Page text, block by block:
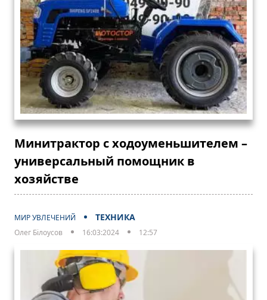
Минитрактор с ходоуменьшителем –
универсальный помощник в
хозяйстве
МИР УВЛЕЧЕНИЙ ТЕХНИКА
Олег Білоусов 16:03:2024 12:57